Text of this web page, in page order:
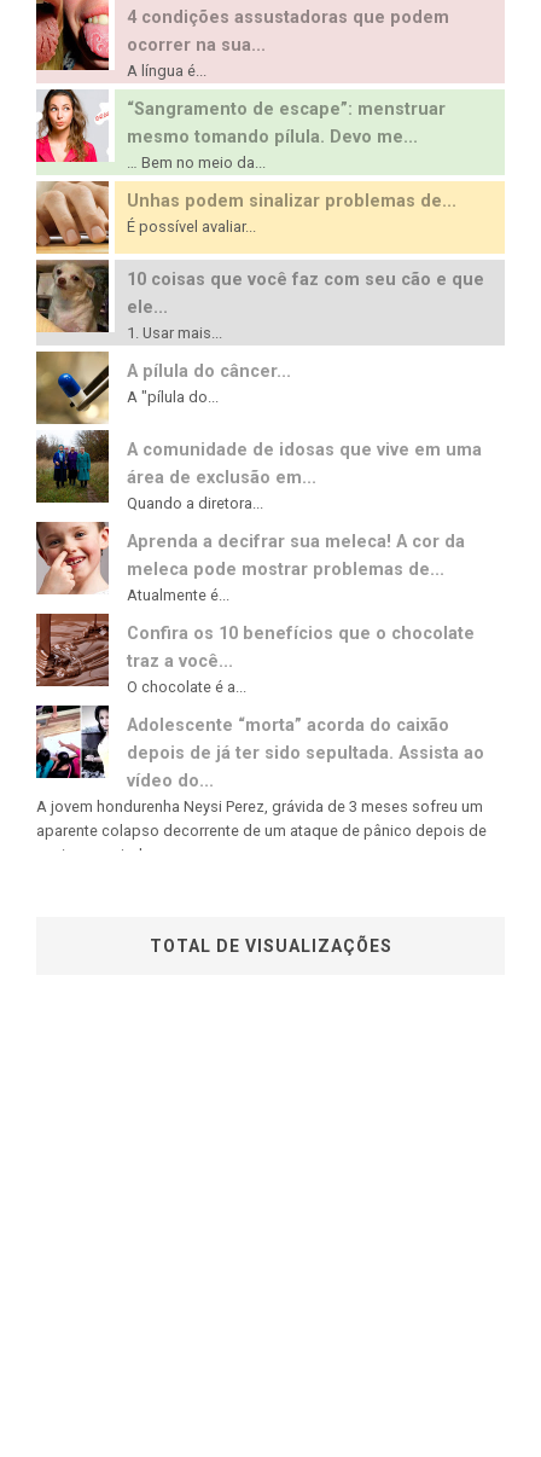
4 condições assustadoras que podem
ocorrer na sua...
A língua é...
“Sangramento de escape”: menstruar
mesmo tomando pílula. Devo me...
… Bem no meio da...
Unhas podem sinalizar problemas de...
É possível avaliar...
10 coisas que você faz com seu cão e que
ele...
1. Usar mais...
A pílula do câncer...
A "pílula do...
A comunidade de idosas que vive em uma
área de exclusão em...
Quando a diretora...
Aprenda a decifrar sua meleca! A cor da
meleca pode mostrar problemas de...
Atualmente é...
Confira os 10 benefícios que o chocolate
traz a você...
O chocolate é a...
Adolescente “morta” acorda do caixão
depois de já ter sido sepultada. Assista ao
vídeo do...
A jovem hondurenha Neysi Perez, grávida de 3 meses sofreu um
aparente colapso decorrente de um ataque de pânico depois de
ouvir uma rajada...
TOTAL DE VISUALIZAÇÕES